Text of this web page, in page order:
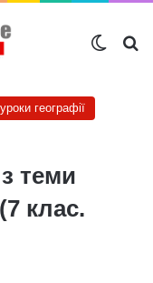
географії
теми
клас.